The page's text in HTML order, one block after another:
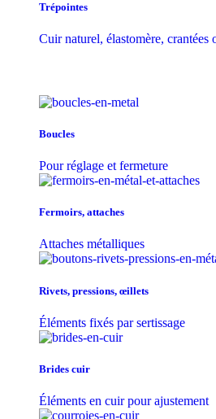
Trépointes
Cuir naturel, élastomère, crantées
Boucles
Pour réglage et fermeture
Fermoirs, attaches
Attaches métalliques
Rivets, pressions, œillets
Éléments fixés par sertissage
Brides cuir
Éléments en cuir pour ajustement